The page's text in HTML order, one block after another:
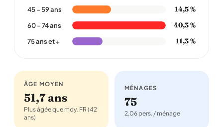
45 – 59 ans 14,5 %
60 – 74 ans 40,3 %
75 ans et + 11,3 %
ÂGE MOYEN
51,7 ans
Plus âgée que moy. FR (42
ans)
MÉNAGES
75
2,06 pers. / ménage